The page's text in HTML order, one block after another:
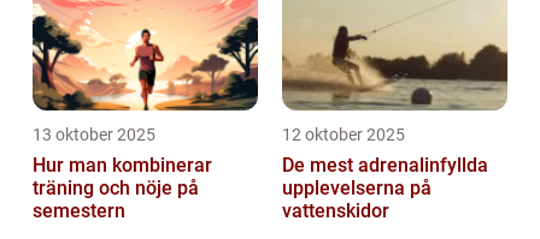
13 oktober 2025
Hur man kombinerar
träning och nöje på
semestern
12 oktober 2025
De mest adrenalinfyllda
upplevelserna på
vattenskidor